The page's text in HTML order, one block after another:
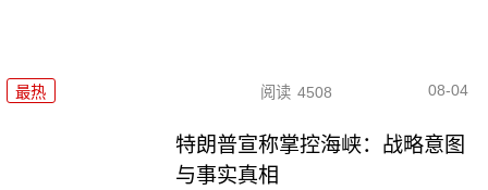
最热 阅读 4508 08-04
特朗普宣称掌控海峡：战略意图
与事实真相